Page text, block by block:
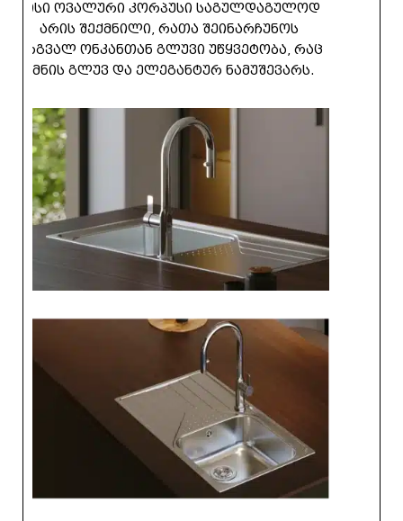
მისი ოვალური კორპუსი საგულდაგულოდ
არის შექმნილი, რათა შეინარჩუნოს
მრგვალ ონკანთან გლუვი უწყვეტობა, რაც
ქმნის გლუვ და ელეგანტურ ნამუშევარს.